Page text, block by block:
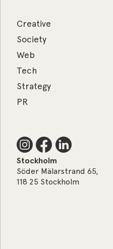
Creative
Society
Web
Tech
Strategy
PR
Stockholm
Söder Mälarstrand 65,
118 25 Stockholm